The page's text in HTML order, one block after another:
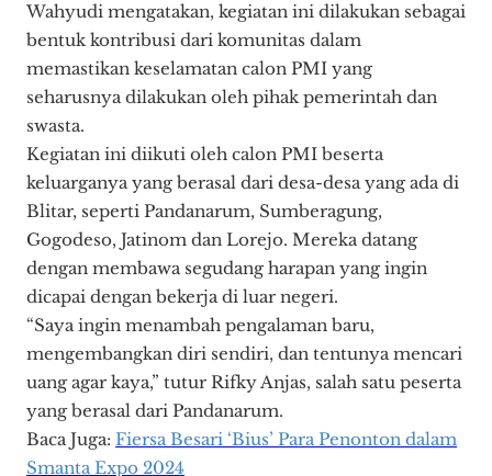
Wahyudi mengatakan, kegiatan ini dilakukan sebagai
bentuk kontribusi dari komunitas dalam
memastikan keselamatan calon PMI yang
seharusnya dilakukan oleh pihak pemerintah dan
swasta.
Kegiatan ini diikuti oleh calon PMI beserta
keluarganya yang berasal dari desa-desa yang ada di
Blitar, seperti Pandanarum, Sumberagung,
Gogodeso, Jatinom dan Lorejo. Mereka datang
dengan membawa segudang harapan yang ingin
dicapai dengan bekerja di luar negeri.
“Saya ingin menambah pengalaman baru,
mengembangkan diri sendiri, dan tentunya mencari
uang agar kaya,” tutur Rifky Anjas, salah satu peserta
yang berasal dari Pandanarum.
Baca Juga: Fiersa Besari ‘Bius’ Para Penonton dalam
Smanta Expo 2024